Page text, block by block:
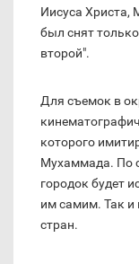
Иисуса Христа,
был снят
второй".
Для съемок в
которого
Мухаммада. По
городок будет
им самим. Так и
стран.